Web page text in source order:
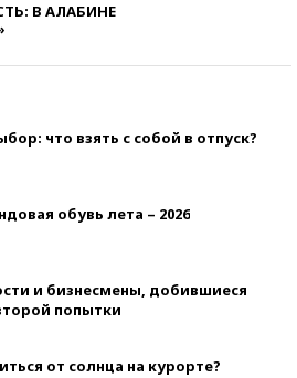
В АЛАБИНЕ
что взять с собой в отпуск?
обувь лета – 2026
и бизнесмены, добившиеся
попытки
от солнца на курорте?